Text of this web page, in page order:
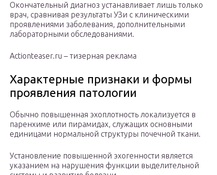
Окончательный диагноз устанавливает лишь только
врач, сравнивая результаты УЗи с клиническими
проявлениями заболевания, дополнительными
лабораторными обследованиями.
Actionteaser.ru – тизерная реклама
Характерные признаки и формы
проявления патологии
Обычно повышенная эхоплотность локализуется в
паренхиме или пирамидах, служащих основными
единицами нормальной структуры почечной ткани.
Установление повышенной эхогенности является
указанием на нарушения функции выделительной